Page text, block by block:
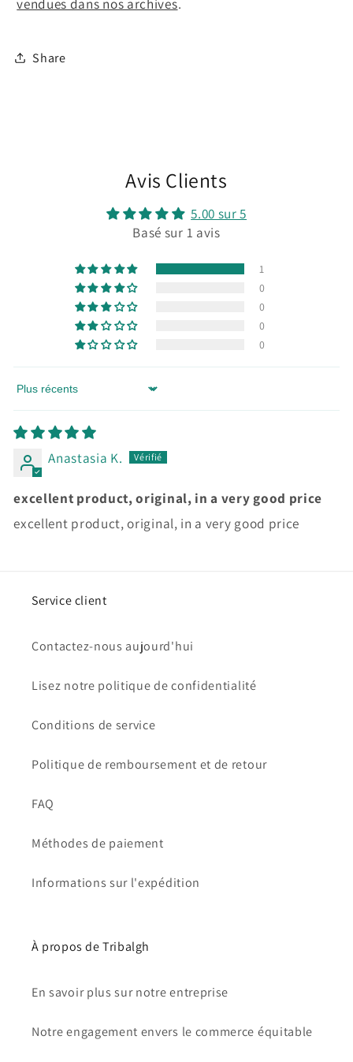
vendues dans nos archives.
Share
Avis Clients
5.00 sur 5
Basé sur 1 avis
1
0
0
0
0
Sort by
Anastasia K.
excellent product, original, in a very good price
excellent product, original, in a very good price
Service client
Contactez-nous aujourd'hui
Lisez notre politique de confidentialité
Conditions de service
Politique de remboursement et de retour
FAQ
Méthodes de paiement
Informations sur l'expédition
À propos de Tribalgh
En savoir plus sur notre entreprise
Notre engagement envers le commerce équitable